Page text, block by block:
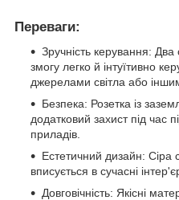
Переваги:
Зручність керування:
змогу легко й інтуїтивно
джерелами світла або
Безпека: Розетка із
додатковий захист під час
приладів.
Естетичний дизайн: Сіра
вписується в сучасні
Довговічність: Якісні